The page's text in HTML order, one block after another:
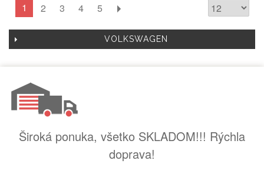
1 2 3 4 5
VOLKSWAGEN
Široká ponuka, všetko SKLADOM!!! Rýchla
doprava!